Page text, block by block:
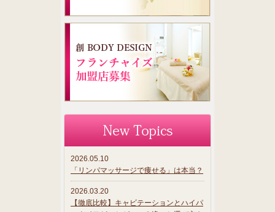
2026.05.10
「リンパマッサージで痩せる」は本当？
2026.03.20
【徹底比較】キャビテーションとハイパ